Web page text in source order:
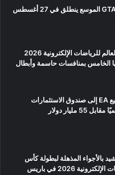
استعراض GTA 6 الموسع ينطلق في 27 أغسطس
بطولة كأس العالم للرياضات الإلكترونية 2026
الخامس بمنافسات حاسمة وأبطال
إتمام صفقة بيع EA إلى صندوق الاستثمارات
مليار دولار
بالأجواء المذهلة لبطولة كأس
2026 في باريس